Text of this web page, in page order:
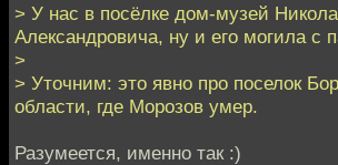
> У нас в посёлке дом-музей
Александровича, ну и его могила с
>
> Уточним: это явно про поселок
области, где Морозов умер.
Разумеется, именно так :)